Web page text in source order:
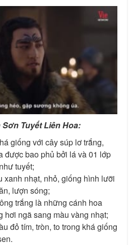
Sơn Tuyết Liên Hoa:
giống với cây súp lơ trắng,
được bao phủ bởi lá và 01 lớp
tuyết;
xanh nhạt, nhỏ, giống hình lưỡi
lượn sóng;
trắng là những cánh hoa
hơi ngã sang màu vàng nhạt;
đỏ tím, tròn, to trong khá giống